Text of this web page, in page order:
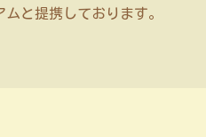
と提携しております。